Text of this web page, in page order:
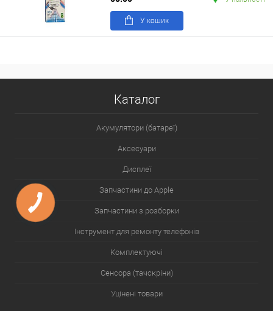
У кошик
Каталог
Акумулятори (батареї)
Аксесуари
Дисплеї
Запчастини до Apple
Запчастини з розборки
Інструмент для ремонту телефонів
Комплектуючі
Сенсора (тачскріни)
Уцінені товари